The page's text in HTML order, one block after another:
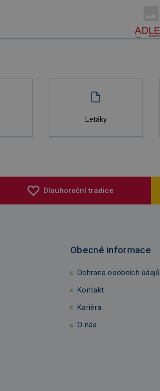
Letáky
Dlouhoroční tradice
Obecné informace
Ochrana osobních údajů
Kontakt
Kariéra
O nás